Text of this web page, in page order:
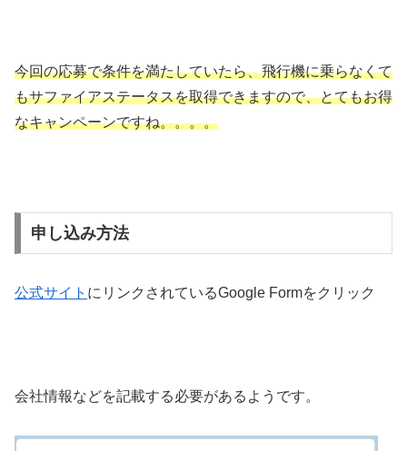
今回の応募で条件を満たしていたら、飛行機に乗らなくて
もサファイアステータスを取得できますので、とてもお得
なキャンペーンですね。。。。
申し込み方法
公式サイト にリンクされているGoogle Formをクリック
会社情報などを記載する必要があるようです。